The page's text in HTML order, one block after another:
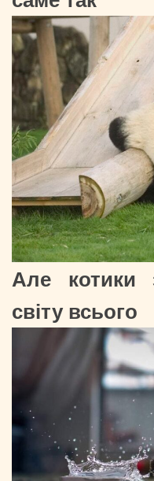
Але котики
світу всього